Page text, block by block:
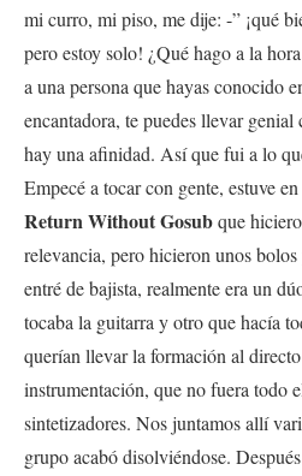
mi curro, mi piso, me dije: -” ¡qué
pero estoy solo! ¿Qué hago a la
a una persona que hayas conocido
encantadora, te puedes llevar
hay una afinidad. Así que fui a lo
Empecé a tocar con gente, estuve
Return Without Gosubque
relevancia, pero hicieron unos
entré de bajista, realmente era un
tocaba la guitarra y otro que hacía
querían llevar la formación al
instrumentación, que no fuera todo
sintetizadores. Nos juntamos allí
grupo acabó disolviéndose.